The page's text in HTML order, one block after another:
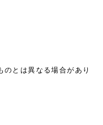
とは異なる場合があり